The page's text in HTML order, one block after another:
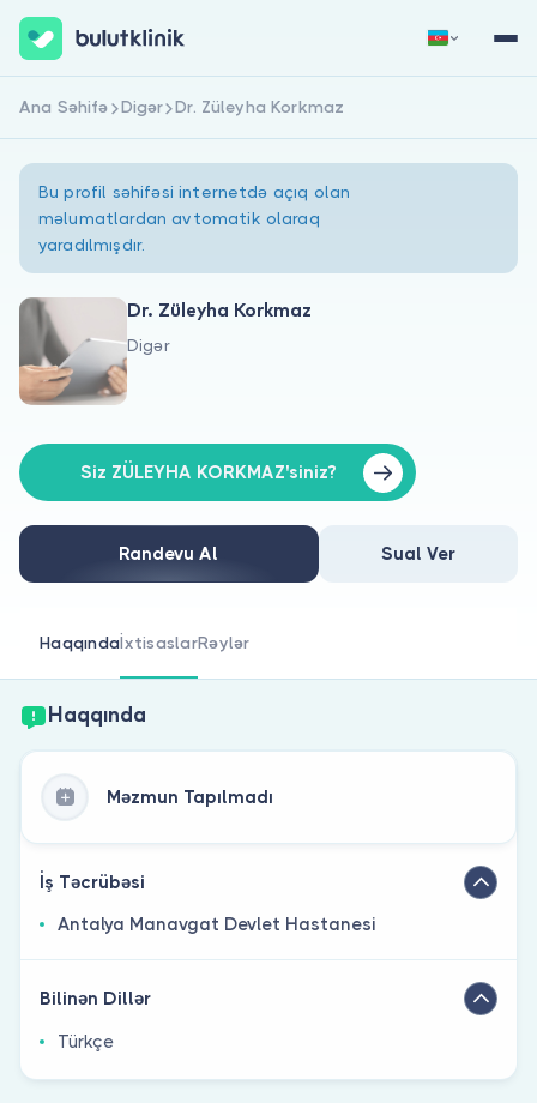
Haqqımızda
Xəstələr üçün
Həkimlər üçün
Qeydiyyat
Ana Səhifə Digər Dr. Züleyha Korkmaz
Bu profil səhifəsi internetdə açıq olan
məlumatlardan avtomatik olaraq
yaradılmışdır.
Dr. Züleyha Korkmaz
Digər
Siz ZÜLEYHA KORKMAZ'siniz?
Randevu Al Sual Ver
HaqqındaİxtisaslarRəylər
Haqqında
Məzmun Tapılmadı
İş Təcrübəsi
Antalya Manavgat Devlet Hastanesi
Bilinən Dillər
Türkçe